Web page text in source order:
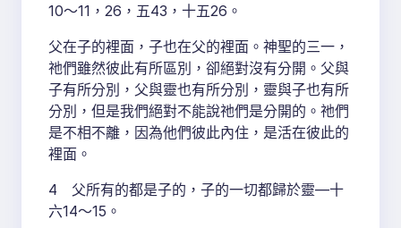
10～11，26，五43，十五26。
父在子的裡面，子也在父的裡面。神聖的三一，
祂們雖然彼此有所區別，卻絕對沒有分開。父與
子有所分別，父與靈也有所分別，靈與子也有所
分別，但是我們絕對不能說祂們是分開的。祂們
是不相不離，因為他們彼此內住，是活在彼此的
裡面。
4 父所有的都是子的，子的一切都歸於靈—十
六14～15。